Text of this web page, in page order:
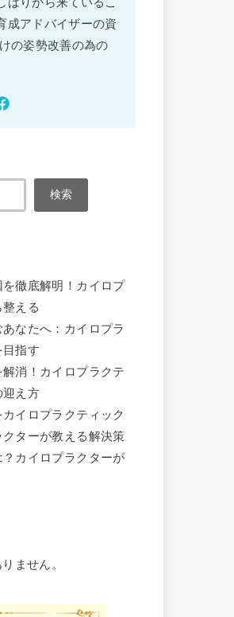
成アドバイザーの資
の姿勢改善の為の
す。
検索
徹底解明！カイロプ
える
なたへ：カイロプラ
目指す
消！カイロプラクテ
迎え方
イロプラクティック
ターが教える解決策
カイロプラクターが
ません。